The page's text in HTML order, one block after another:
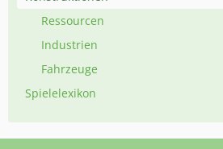
Ressourcen
Industrien
Fahrzeuge
Spielelexikon